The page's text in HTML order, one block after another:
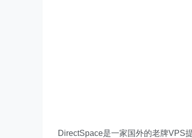
DirectSpace是一家国外的老牌VPS